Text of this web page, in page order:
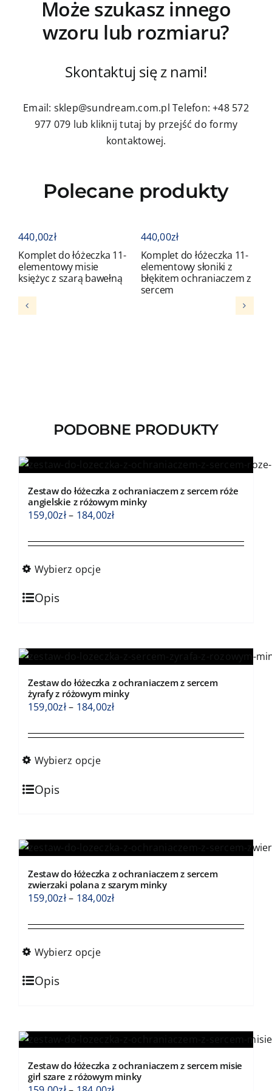
Może szukasz innego
wzoru lub rozmiaru?
Skontaktuj się z nami!
Email: sklep@sundream.com.pl Telefon: +48 572
977 079 lub kliknij tutaj by przejść do formy
kontaktowej.
Polecane produkty
440,00zł
Komplet do łóżeczka 11-
elementowy misie
księżyc z szarą bawełną
440,00zł
Komplet do łóżeczka 11-
elementowy słoniki z
błękitem ochraniaczem z
sercem
PODOBNE PRODUKTY
Zestaw do łóżeczka z ochraniaczem z sercem róże
angielskie z różowym minky
159,00zł– 184,00złZakres
od
Wybierz opcje
Ten
produkt
wariantów.
można
wybrać
stronie
produktu
Opis
Zestaw do łóżeczka z ochraniaczem z sercem
żyrafy z różowym minky
159,00zł– 184,00złZakres
od
Wybierz opcje
Ten
produkt
wariantów.
można
wybrać
stronie
produktu
Opis
Zestaw do łóżeczka z ochraniaczem z sercem
zwierzaki polana z szarym minky
159,00zł– 184,00złZakres
od
Wybierz opcje
Ten
produkt
wariantów.
można
Opis
Zestaw do łóżeczka z ochraniaczem z sercem misie
girl szare z różowym minky